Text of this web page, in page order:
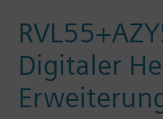
Digitaler